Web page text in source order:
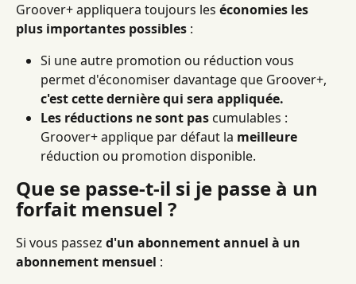
Groover+ appliquera toujours les économies les
plus importantes possibles :
Si une autre promotion ou réduction vous
permet d'économiser davantage que Groover+,
c'est cette dernière qui sera appliquée.
Les réductions ne sont pas cumulables :
Groover+ applique par défaut la meilleure
réduction ou promotion disponible.
Que se passe-t-il si je passe à un
forfait mensuel ?
Si vous passez d'un abonnement annuel à un
abonnement mensuel :